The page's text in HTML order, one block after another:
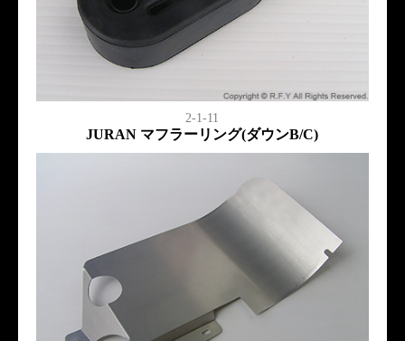
2-1-11
JURAN マフラーリング(ダウンB/C)